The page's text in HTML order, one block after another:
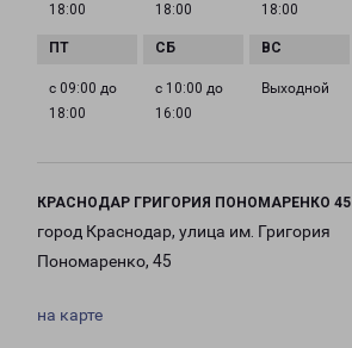
18:00
18:00
18:00
с 09:00 до
18:00
с 10:00 до
16:00
Выходной
КРАСНОДАР ГРИГОРИЯ ПОНОМАРЕНКО 45
город Краснодар, улица им. Григория
Пономаренко, 45
на карте